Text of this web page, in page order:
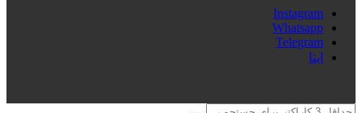
Instagram
Whatsapp
Telegram
ایتا